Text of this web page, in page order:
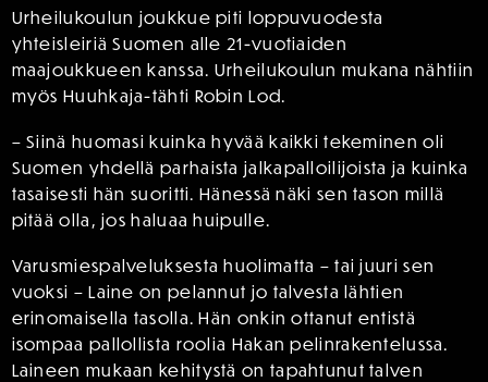
Urheilukoulun joukkue piti loppuvuodesta
yhteisleiriä Suomen alle 21-vuotiaiden
maajoukkueen kanssa. Urheilukoulun mukana nähtiin
myös Huuhkaja-tähti Robin Lod.
– Siinä huomasi kuinka hyvää kaikki tekeminen oli
Suomen yhdellä parhaista jalkapalloilijoista ja kuinka
tasaisesti hän suoritti. Hänessä näki sen tason millä
pitää olla, jos haluaa huipulle.
Varusmiespalveluksesta huolimatta – tai juuri sen
vuoksi – Laine on pelannut jo talvesta lähtien
erinomaisella tasolla. Hän onkin ottanut entistä
isompaa pallollista roolia Hakan pelinrakentelussa.
Laineen mukaan kehitystä on tapahtunut talven